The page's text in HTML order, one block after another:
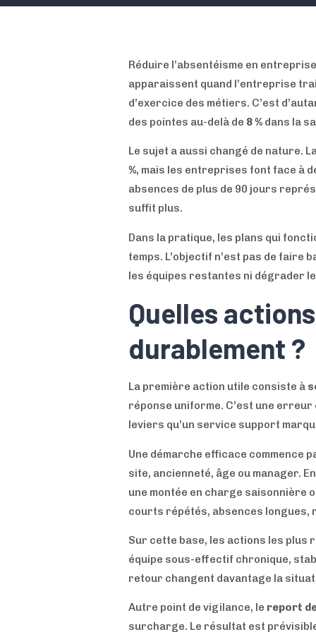
Réduire l’absentéisme en
apparaissent quand l’entreprise
d’exercice des métiers. C’est
des pointes au-delà de 8 % dans la
Le sujet a aussi changé de nature.
%, mais les entreprises font face à
absences de plus de 90 jours
suffit plus.
Dans la pratique, les plans qui
temps. L’objectif n’est pas de
les équipes restantes ni dégrader
Quelles
durablement ?
La première action utile consiste à
réponse uniforme. C’est une
leviers qu’un service support
Une démarche efficace commence
site, ancienneté, âge ou manager.
une montée en charge saisonnière
courts répétés, absences
Sur cette base, les actions les
équipe sous-effectif chronique,
retour changent davantage la
Autre point de vigilance, le report
surcharge. Le résultat est